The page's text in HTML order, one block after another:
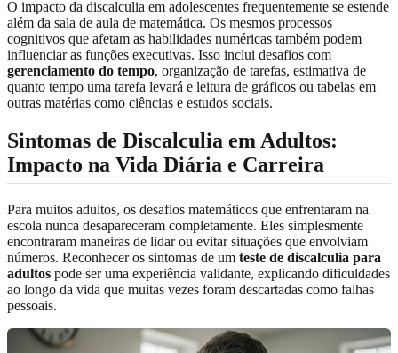
O impacto da discalculia em adolescentes frequentemente se estende
além da sala de aula de matemática. Os mesmos processos
cognitivos que afetam as habilidades numéricas também podem
influenciar as funções executivas. Isso inclui desafios com
gerenciamento do tempo, organização de tarefas, estimativa de
quanto tempo uma tarefa levará e leitura de gráficos ou tabelas em
outras matérias como ciências e estudos sociais.
Sintomas de Discalculia em Adultos:
Impacto na Vida Diária e Carreira
Para muitos adultos, os desafios matemáticos que enfrentaram na
escola nunca desapareceram completamente. Eles simplesmente
encontraram maneiras de lidar ou evitar situações que envolviam
números. Reconhecer os sintomas de um teste de discalculia para
adultos pode ser uma experiência validante, explicando dificuldades
ao longo da vida que muitas vezes foram descartadas como falhas
pessoais.